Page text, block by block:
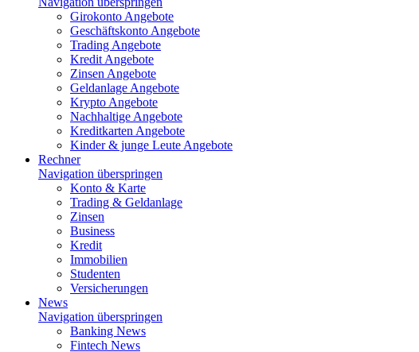
Girokonto Angebote
Geschäftskonto Angebote
Trading Angebote
Kredit Angebote
Zinsen Angebote
Geldanlage Angebote
Krypto Angebote
Nachhaltige Angebote
Kreditkarten Angebote
Kinder & junge Leute Angebote
Rechner
Navigation überspringen
Konto & Karte
Trading & Geldanlage
Zinsen
Business
Kredit
Immobilien
Studenten
Versicherungen
News
Navigation überspringen
Banking News
Fintech News